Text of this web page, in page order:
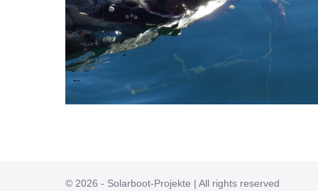
© 2026 - Solarboot-Projekte | All rights reserved